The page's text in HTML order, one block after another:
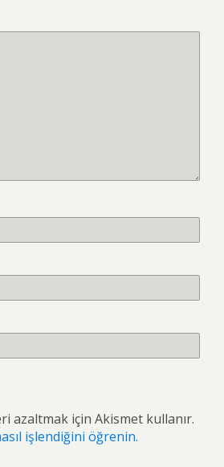
azaltmak için Akismet kullanır.
işlendiğini öğrenin.